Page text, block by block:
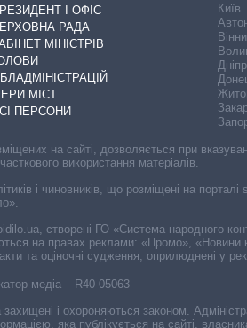
І ОФІС
РАДА
МІНІСТРІВ
МІСТ
ПЕРСОНИ
Київ
медіа – R40-05063
захищені і охороняються законом.
яка публікується на сайті,
на сайті, дозволяється при
використання матеріалів.
і чиновників, що розміщені на
створені ГО «Система народного
на правах реклами: «Промо»,
та оціночні судження, оприлюднені у